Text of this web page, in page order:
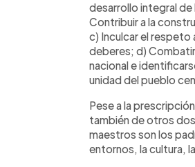
desarrollo integral de
Contribuir a la
c) Inculcar el respeto
deberes; d)
nacional e
unidad del pueblo
Pese a la
también de otros
maestros son los
entornos, la cultura,